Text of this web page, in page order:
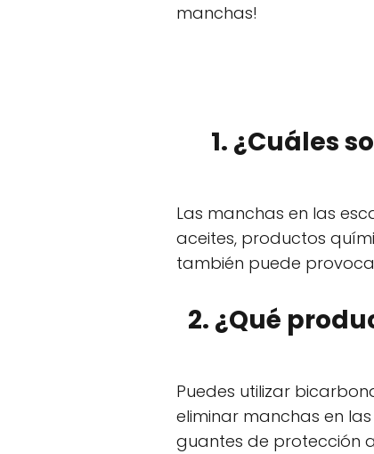
manchas!
1. ¿Cuáles
Las manchas en las
aceites, productos
también puede
2. ¿Qué
Puedes utilizar
eliminar manchas en
guantes de protección